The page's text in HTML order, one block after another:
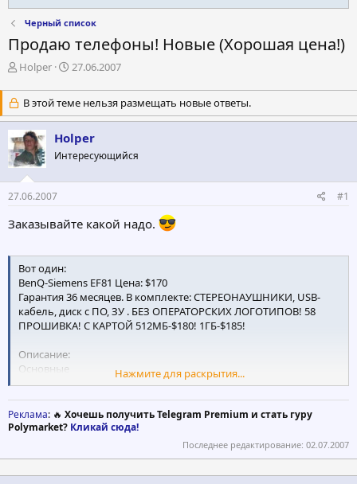
Черный список
Продаю телефоны! Новые (Хорошая цена!)
А
т
о
р
т
е
м
ы
Holper
Д
т
а
н
а
ч
л
27.06.2007
В этой теме нельзя размещать новые ответы.
Holper
Интересующийся
27.06.2007 #1
Заказывайте какой надо.
Вот один:
BenQ-Siemens EF81 Цена: $170
Гарантия 36 месяцев. В комплекте: СТЕРЕОНАУШНИКИ, USB-
кабель, диск с ПО, ЗУ . БЕЗ ОПЕРАТОРСКИХ ЛОГОТИПОВ! 58
ПРОШИВКА! С КАРТОЙ 512МБ-$180! 1ГБ-$185!
Описание:
Основные
Стандарт GSM 900, GSM 1800, GSM 1900, UMTS (WCDMA) (3G)
Размеры и вес
Длина 94 мм
Ширина 51 мм
Нажмите для раскрытия...
Реклама: 🔥 Хочешь получить Telegram Premium и стать гуру
Polymarket? Кликай сюда!
Последнее редактирование: 02.07.2007